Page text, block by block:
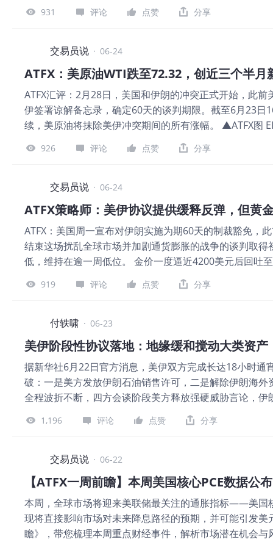
资产的声誉面临压力，原因是推动其上涨的部分因素受
德意志银行预计，如果美联储维持利率不变，第三季度
的黄金进口量仍飙升至两年来的最高水平，而该国黄金
示，在一根大阴线线击穿结构性支撑后，黄金价格处于
势。 热门品种简报 图片 【EBC风险提示及免责条款】
务、投资或其他建议。
931 评论 点赞 分享
交易员说 · 06-24
ATFX：美原油WTI跌至72.32，创近三个半月
ATFX汇评：2月28日，美国和伊朗的冲突正式开始，此
伊签署谅解备忘录，确定60天的谈判期限。截至6月23
续，美原油将抹除美伊冲突期间的所有涨幅。 ▲ATFX图
减少499.5万桶。过去八周，EIA原油库存一直显示为负
致霍尔木兹海峡封闭，海湾石油无法顺利出口至消费国
日实际通过的船只仅为55艘（正常状态下约为125艘）
要原因已经不再是地缘性的，而是其他现实问题。比如
船舶价值的1~4%，都对商船持有者的信心构成冲击。
日，WTI创出阶段性高点；2022年9月，核心CPI年率创
个月的滞后期。2026年3月份，WTI创出美伊冲突期间的
见顶回落。 美联储最新利率决议宣布维持3.75%的利率
在，将持续提振美元指数，对金银和国际油价形成压制
容忽视。 ATFX风险提示、免责条款
926 评论 点赞 分享
交易员说 · 06-24
ATFX策略师：美伊协议提供缓释反弹，但黄
ATFX：美国周一宣布对伊朗实施为期60天的制裁豁免，
结束这场扰乱全球市场并加剧通货膨胀的战争的谈判取
低，维持在逾一周低位。 金价一度逼近4200美元后回吐
跌。美国副总统万斯表示，周末与伊朗的会谈“非常非
忘录方面仍面临诸多障碍。 彭博社报道，除其他措施外
升。 自2月底中东战争爆发以来，黄金价格下跌了约五
然气输送受阻，推高了能源价格，增加了各国央行提高
不利因素。 ▲ATFX图 ATFX观点指出，黄金市场正站在
率与通胀预期的重新校准——正在夺回主导权。虽然美伊
心分歧远未闭环。市场在短暂消化头条新闻后，迅速将
的鹰派立场令投资者感到震惊，并抵消了美伊临时协议
美元计价的黄金价格构成了又一拖累。虽然在地缘局势
加息预期还将继续存在压制金价的反弹。 综合来看，当
919 评论 点赞 分享
付轶啸 · 06-23
美伊阶段性协议落地：地缘缓和搅动大类资
据新华社6月22日官方消息，美伊双方完成长达18小时
破：一是美方发放伊朗石油销售许可，二是解除伊朗海
全程波折不断，四方会谈阶段美方释放强硬威胁言论，
伊朗官方也明确划定底线——后续不再以四方会谈模式
解，短期和平只是阶段性缓冲，远未形成长效和解框架
的经济衰退压力，这份协议本质是双方各取所需的权宜
快速切换，板块冰火分化 谈判落地消息传出后，全球资
行情： 1. 原油：地缘溢价消化，油价冲高乏力进入震
价；协议消息落地后，市场提前计价伊朗原油回归全球
回落。 机构普遍预判，短期油价中枢将下移至72-82美
间；另一方面，协议仅为短期框架，核危机、美以强硬
1,196 评论 点赞 分享
交易员说 · 06-22
【ATFX一周前瞻】本周美国核心PCE数据公布
本周，全球市场将迎来美联储最关注的通胀指标——美国
现将直接影响市场对未来降息路径的预期，并可能引发
瞻》，带您梳理本周重点财经事件，解析市场潜在机会